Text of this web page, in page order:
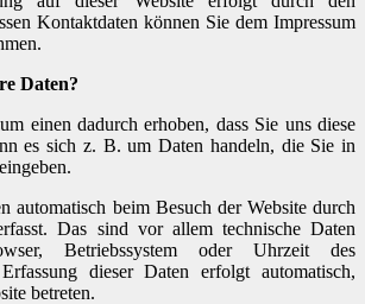
Kontaktdaten können Sie dem Impressum
Daten?
einen dadurch erhoben, dass Sie uns diese
es sich z. B. um Daten handeln, die Sie in
automatisch beim Besuch der Website durch
Das sind vor allem technische Daten
Betriebssystem oder Uhrzeit des
dieser Daten erfolgt automatisch,
betreten.